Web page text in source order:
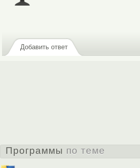
Добавить ответ
Программы по теме